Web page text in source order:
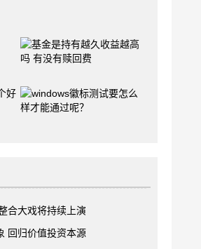
合大戏将持续上演
回归价值投资本源